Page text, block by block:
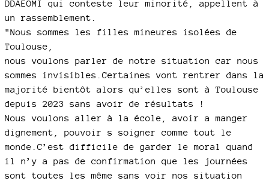
DDAEOMI qui conteste leur minorité, appellent à
un rassemblement.
"Nous sommes les filles mineures isolées de
Toulouse,
nous voulons parler de notre situation car nous
sommes invisibles.Certaines vont rentrer dans la
majorité bientôt alors qu’elles sont à Toulouse
depuis 2023 sans avoir de résultats !
Nous voulons aller à la école, avoir a manger
dignement, pouvoir s soigner comme tout le
monde.C’est difficile de garder le moral quand
il n’y a pas de confirmation que les journées
sont toutes les même sans voir nos situation